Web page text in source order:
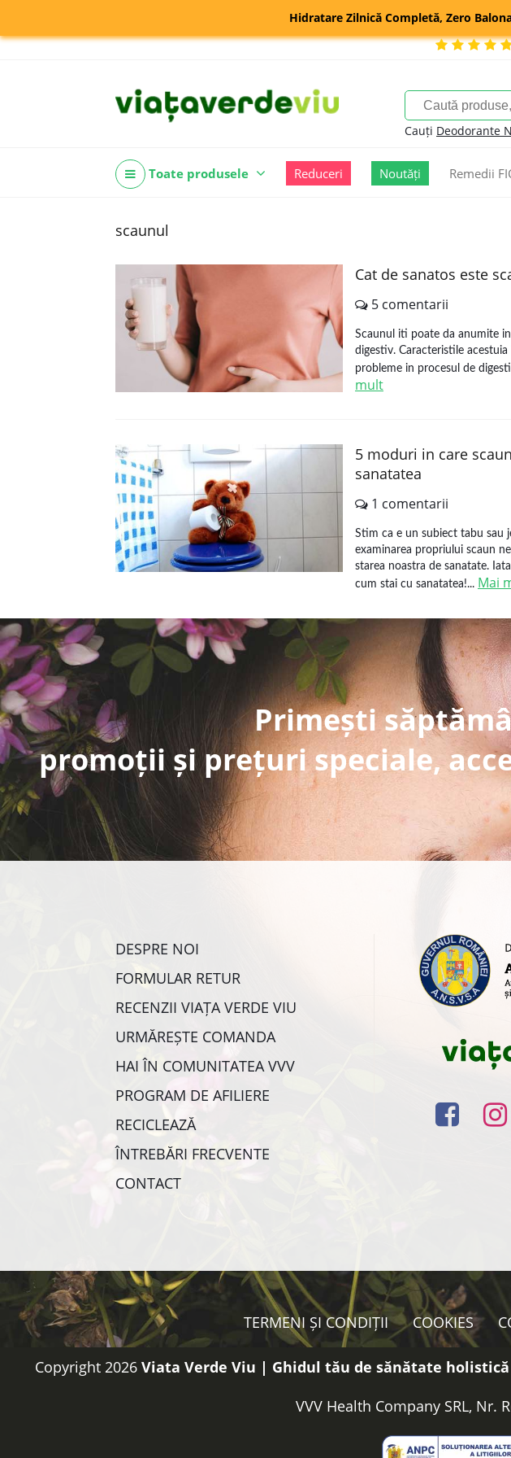
Hidratare Zilnică Completă, Zero
Cauți Deodorante
Toate produsele Reduceri Noutăți Remedii
scaunul
Cat de sanatos este
5 comentarii
Scaunul iti poate da anumite
digestiv. Caracteristile
probleme in procesul de
mult
5 moduri in care
sanatatea
1 comentarii
Stim ca e un subiect tabu sau
examinarea propriului scaun
starea noastra de sanatate.
cum stai cu sanatatea!... Mai
Primești
promoții și prețuri speciale,
DESPRE NOI
FORMULAR RETUR
RECENZII VIAȚA VERDE VIU
URMĂREȘTE COMANDA
HAI ÎN COMUNITATEA VVV
PROGRAM DE AFILIERE
RECICLEAZĂ
ÎNTREBĂRI FRECVENTE
CONTACT
TERMENI ȘI CONDIȚII COOKIES
Copyright 2026 Viata Verde Viu | Ghidul tău de sănătate
VVV Health Company SRL, Nr.